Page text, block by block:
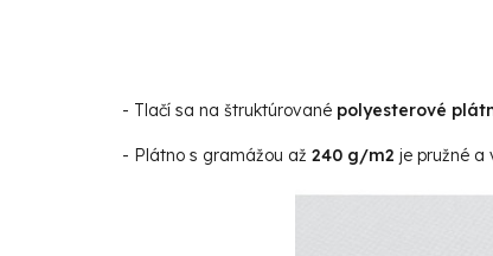
- Tlačí sa na štruktúrované polyesterové
- Plátno s gramážou až 240 g/m2 je pružné a